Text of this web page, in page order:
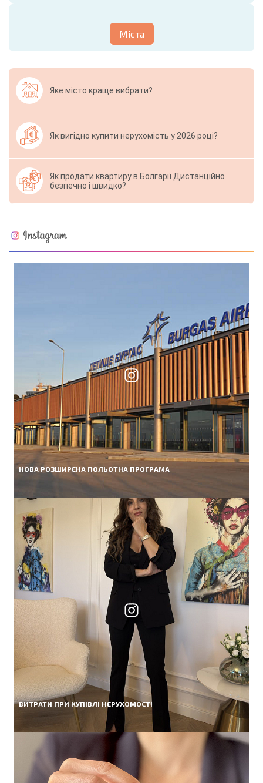
Міста
Яке місто краще вибрати?
Як вигідно купити нерухомість у 2026 році?
Як продати квартиру в Болгарії Дистанційно
безпечно і швидко?
НОВА РОЗШИРЕНА ПОЛЬОТНА ПРОГРАМА
ВИТРАТИ ПРИ КУПІВЛІ НЕРУХОМОСТІ